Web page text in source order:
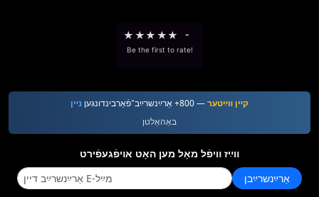
★ ★★ ★★ -
Be the first to rate!
קײן װײַטער— 800+ אַרײַנשרײַב־פֿאַרבינדונגען
נײן
באַהאַלטן
װײַז װיפֿל מאָל מען האָט אױפֿגעפֿירט
אַרײַנשרײַבן